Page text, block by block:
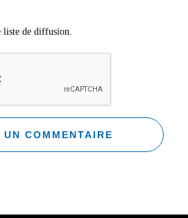
liste de diffusion.